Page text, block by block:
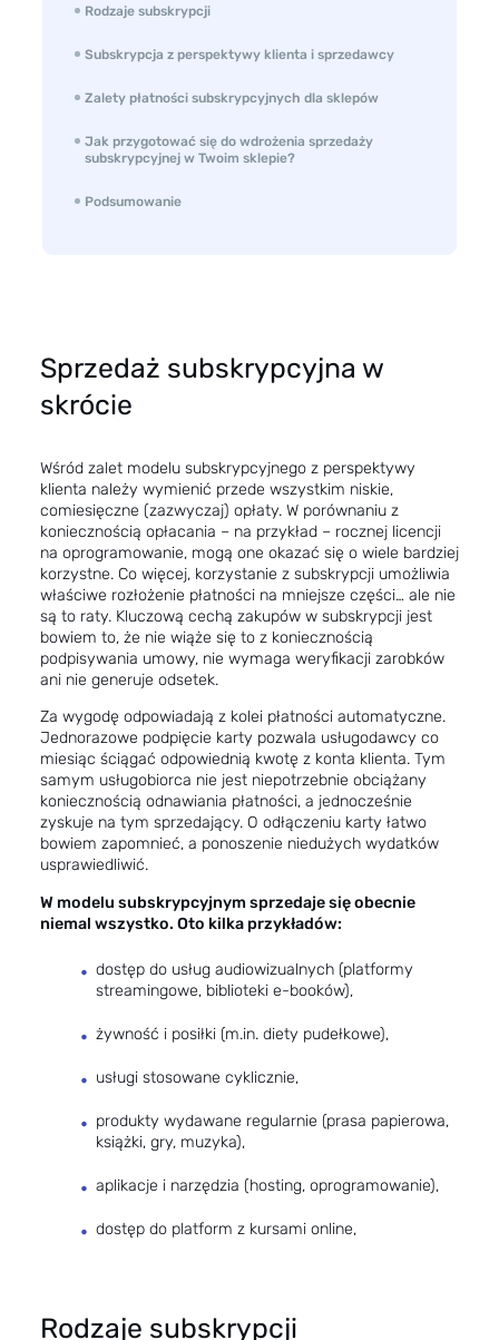
Rodzaje subskrypcji
Subskrypcja z perspektywy klienta i sprzedawcy
Zalety płatności subskrypcyjnych dla sklepów
Jak przygotować się do wdrożenia sprzedaży
subskrypcyjnej w Twoim sklepie?
Podsumowanie
Sprzedaż subskrypcyjna w
skrócie
Wśród zalet modelu subskrypcyjnego z perspektywy
klienta należy wymienić przede wszystkim niskie,
comiesięczne (zazwyczaj) opłaty. W porównaniu z
koniecznością opłacania – na przykład – rocznej licencji
na oprogramowanie, mogą one okazać się o wiele bardziej
korzystne. Co więcej, korzystanie z subskrypcji umożliwia
właściwe rozłożenie płatności na mniejsze części… ale nie
są to raty. Kluczową cechą zakupów w subskrypcji jest
bowiem to, że nie wiąże się to z koniecznością
podpisywania umowy, nie wymaga weryfikacji zarobków
ani nie generuje odsetek.
Za wygodę odpowiadają z kolei płatności automatyczne.
Jednorazowe podpięcie karty pozwala usługodawcy co
miesiąc ściągać odpowiednią kwotę z konta klienta. Tym
samym usługobiorca nie jest niepotrzebnie obciążany
koniecznością odnawiania płatności, a jednocześnie
zyskuje na tym sprzedający. O odłączeniu karty łatwo
bowiem zapomnieć, a ponoszenie niedużych wydatków
usprawiedliwić.
W modelu subskrypcyjnym sprzedaje się obecnie
niemal wszystko. Oto kilka przykładów:
dostęp do usług audiowizualnych (platformy
streamingowe, biblioteki e-booków),
żywność i posiłki (m.in. diety pudełkowe),
usługi stosowane cyklicznie,
produkty wydawane regularnie (prasa papierowa,
książki, gry, muzyka),
aplikacje i narzędzia (hosting, oprogramowanie),
dostęp do platform z kursami online,
Rodzaje subskrypcji